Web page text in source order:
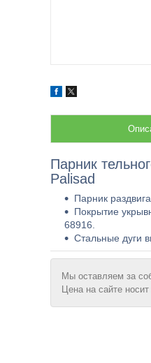
Парник
Palisad
Парник
Покрытие
68916.
Стальные дуги
Мы оставляем за
Цена на сайте